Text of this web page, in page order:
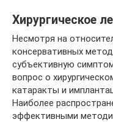
Хирургическое
Несмотря на
консервативных
субъективную
вопрос о
катаракты и
Наиболее
эффективными